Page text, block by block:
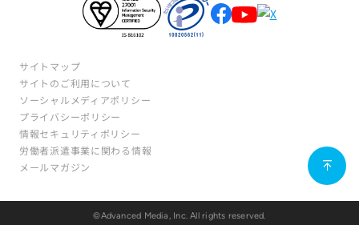
サイトマップ
サイトのご利用について
ソーシャルメディアポリシー
プライバシーポリシー
情報セキュリティポリシー
労働者派遣事業に関わる情報
メールマガジン
©Advanced Media, Inc. All rights reserved.